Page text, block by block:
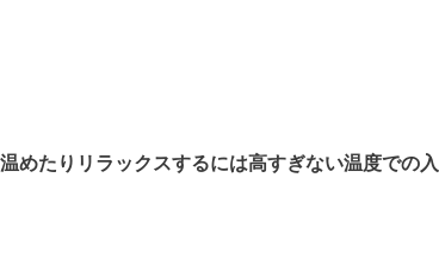
めたりリラックスするには高すぎない温度での